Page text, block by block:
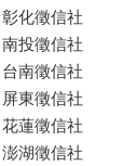
彰化徵信社
南投徵信社
台南徵信社
屏東徵信社
花蓮徵信社
澎湖徵信社